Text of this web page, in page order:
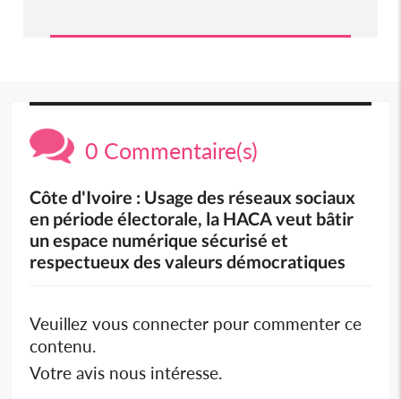
0 Commentaire(s)
Côte d'Ivoire : Usage des réseaux sociaux
en période électorale, la HACA veut bâtir
un espace numérique sécurisé et
respectueux des valeurs démocratiques
Veuillez vous connecter pour commenter ce
contenu.
Votre avis nous intéresse.